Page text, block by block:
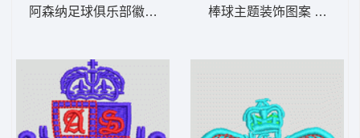
阿森纳足球俱乐部徽章 章仔arsenal棒球主题装饰图案 章仔